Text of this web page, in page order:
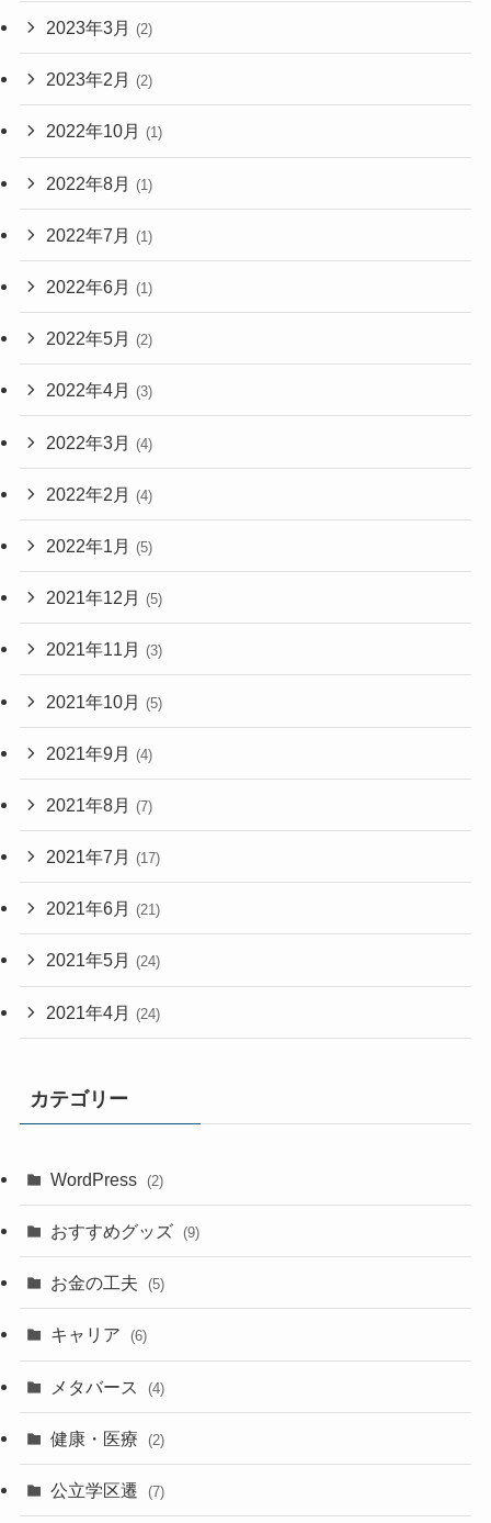
2023年3月 (2)
2023年2月 (2)
2022年10月 (1)
2022年8月 (1)
2022年7月 (1)
2022年6月 (1)
2022年5月 (2)
2022年4月 (3)
2022年3月 (4)
2022年2月 (4)
2022年1月 (5)
2021年12月 (5)
2021年11月 (3)
2021年10月 (5)
2021年9月 (4)
2021年8月 (7)
2021年7月 (17)
2021年6月 (21)
2021年5月 (24)
2021年4月 (24)
カテゴリー
WordPress (2)
おすすめグッズ (9)
お金の工夫 (5)
キャリア (6)
メタバース (4)
健康・医療 (2)
公立学区遷 (7)